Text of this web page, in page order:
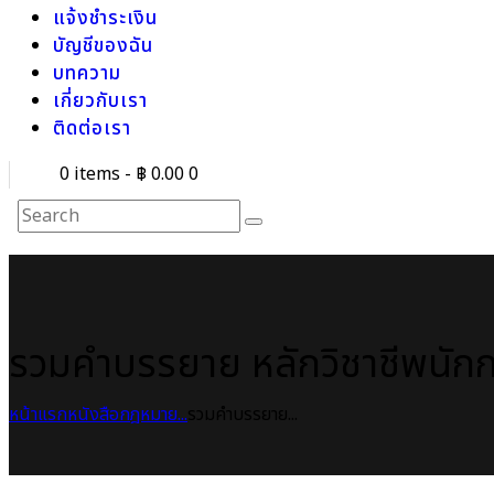
แจ้งชำระเงิน
บัญชีของฉัน
บทความ
เกี่ยวกับเรา
ติดต่อเรา
0 items - ฿ 0.000
หน้าแรกหนังสือกฎหมาย...